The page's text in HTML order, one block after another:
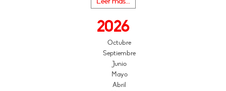
2026
Octubre
Septiembre
Junio
Mayo
Abril